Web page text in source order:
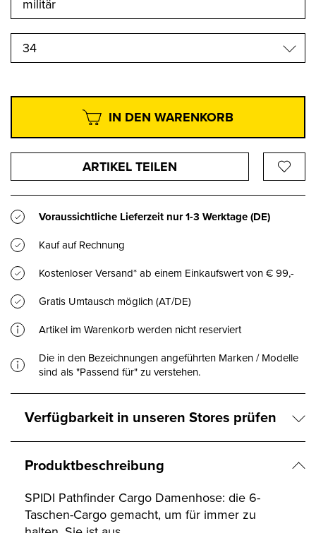
34
IN DEN WARENKORB
ARTIKEL TEILEN
Voraussichtliche Lieferzeit nur1-3 Werktage(DE)
Kauf auf Rechnung
Kostenloser Versand* ab einem Einkaufswert von € 99,-
Gratis Umtausch möglich (AT/DE)
Artikel im Warenkorb werden nicht reserviert
Die in den Bezeichnungen angeführten Marken / Modelle
sind als "Passend für" zu verstehen.
Verfügbarkeit in unseren Stores prüfen
Produktbeschreibung
SPIDI Pathfinder Cargo Damenhose: die 6-
Taschen-Cargo gemacht, um für immer zu